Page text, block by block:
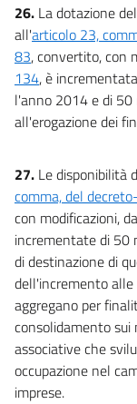
26. La dotazione
all'articolo 23,
83, convertito, con
134, è
l'anno 2014 e di
all'erogazione dei
27. Le disponibilità
comma, del
con modificazioni,
incrementate di 50
di destinazione di
dell'incremento
aggregano per
consolidamento
associative che
occupazione nel
imprese.